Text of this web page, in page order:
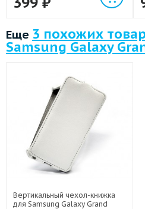
Еще 3 похожих
Samsung Galaxy
Вертикальный чехол-книжка
для Samsung Galaxy Grand